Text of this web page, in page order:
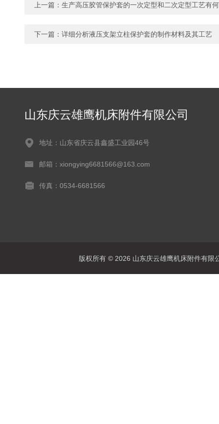
上一篇： 生产高压胶管保护套的一次定型和二次定型工艺有
下一篇： 详细分析液压支架立柱保护套的制作材料及其工艺
山东庆云雄鹰机床附件有限公司
地址：山东省庆云县鑫盛工业园46号
邮箱：xiongying6681566@163.com
传真：0534-6681566
版权所有 © 2026 山东庆云雄鹰机床附件有